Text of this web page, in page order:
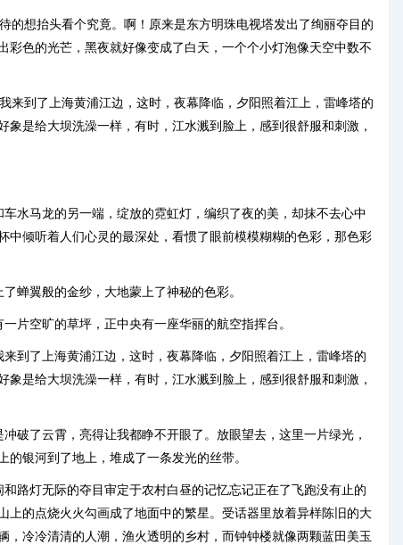
的想抬头看个究竟。啊！原来是东方明珠电视塔发出了绚丽夺目的
彩色的光芒，黑夜就好像变成了白天，一个个小灯泡像天空中数不
来到了上海黄浦江边，这时，夜幕降临，夕阳照着江上，雷峰塔的
是给大坝洗澡一样，有时，江水溅到脸上，感到很舒服和刺激，
水马龙的另一端，绽放的霓虹灯，编织了夜的美，却抹不去心中
中倾听着人们心灵的最深处，看惯了眼前模模糊糊的色彩，那色彩
蝉翼般的金纱，大地蒙上了神秘的色彩。
片空旷的草坪，正中央有一座华丽的航空指挥台。
到了上海黄浦江边，这时，夜幕降临，夕阳照着江上，雷峰塔的
是给大坝洗澡一样，有时，江水溅到脸上，感到很舒服和刺激，
破了云霄，亮得让我都睁不开眼了。放眼望去，这里一片绿光，
银河到了地上，堆成了一条发光的丝带。
路灯无际的夺目审定于农村白昼的记忆忘记正在了飞跑没有止的
上的点烧火火勾画成了地面中的繁星。受话器里放着异样陈旧的大
，冷冷清清的人潮，渔火透明的乡村，而钟钟楼就像两颗蓝田美玉